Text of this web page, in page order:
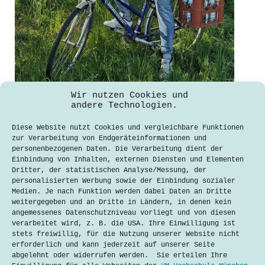
Wir nutzen Cookies und
andere Technologien.
Diese Website nutzt Cookies und vergleichbare Funktionen
zur Verarbeitung von Endgeräteinformationen und
personenbezogenen Daten. Die Verarbeitung dient der
Einbindung von Inhalten, externen Diensten und Elementen
Dritter, der statistischen Analyse/Messung, der
personalisierten Werbung sowie der Einbindung sozialer
Medien. Je nach Funktion werden dabei Daten an Dritte
weitergegeben und an Dritte in Ländern, in denen kein
angemessenes Datenschutzniveau vorliegt und von diesen
verarbeitet wird, z. B. die USA. Ihre Einwilligung ist
stets freiwillig, für die Nutzung unserer Website nicht
erforderlich und kann jederzeit auf unserer Seite
abgelehnt oder widerrufen werden. Sie erteilen Ihre
funcoo – der Getränkekistenhalter für
Nirmela Karahasan
16. Dezember 2020
Das Münchner Start-up „funcoo“ hat
einen Aufsatz für den
Fahrradgepäckträger entwickelt, der
als Halterung für den Transport von
Getränken dient. Stefan Roglmeier
studiert Maschinenbau an der
Hochschule München und ist Gründer
und CEO bei funcoo. Im Interview
spricht er mit…
Lesen